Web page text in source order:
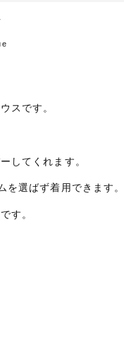
スです。
してくれます。
選ばず着用できます。
す。